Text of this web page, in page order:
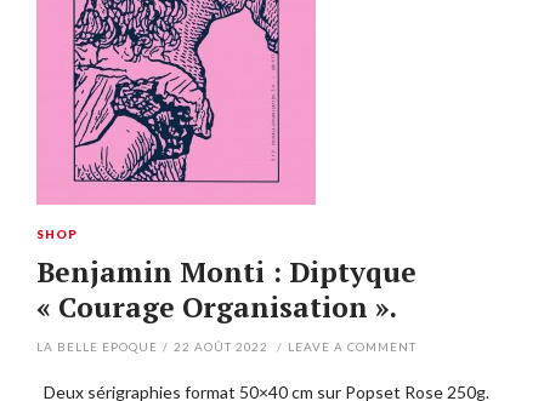
SHOP
Benjamin Monti : Diptyque
« Courage Organisation ».
LA BELLE EPOQUE / 22 AOÛT 2022 / LEAVE A COMMENT
Deux sérigraphies format 50×40 cm sur Popset Rose 250g.